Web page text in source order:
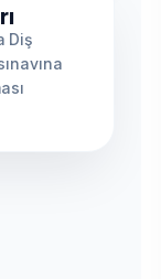
Diş